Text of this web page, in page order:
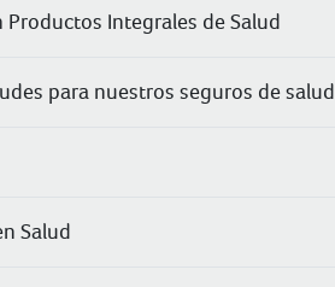
Productos Integrales de Salud
para nuestros seguros de salud
Salud